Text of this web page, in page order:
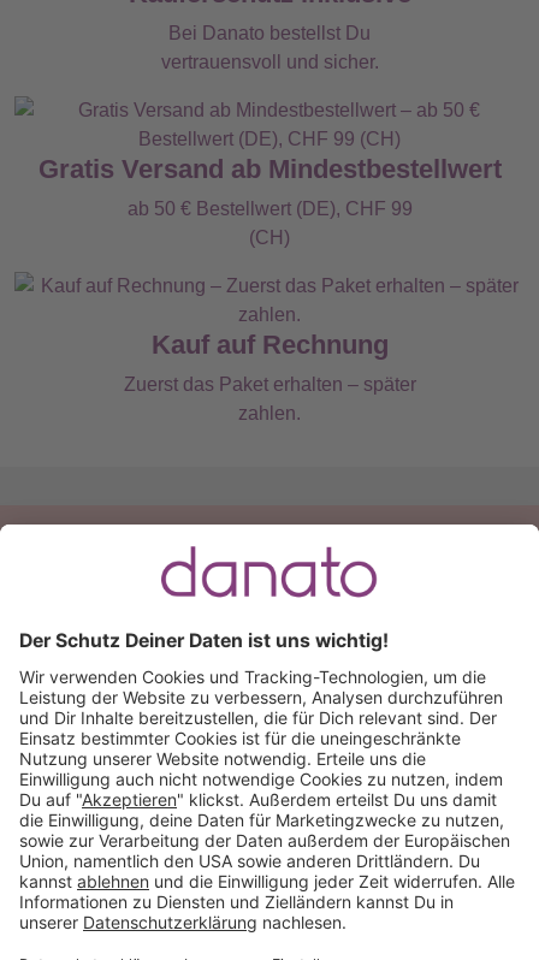
Bei Danato bestellst Du
vertrauensvoll und sicher.
Gratis Versand ab Mindestbestellwert
ab 50 € Bestellwert (DE), CHF 99
(CH)
Kauf auf Rechnung
Zuerst das Paket erhalten – später
zahlen.
Du hast eine Frage?
+49 (0) 511 51 56 0300
schreib uns eineE-Mail
Käuferschutz inklusive Kauf auf Rechnung
Mitglied im: